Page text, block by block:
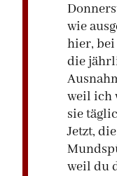
wie
hier,
die
weil ich
sie
Jetzt,
weil du